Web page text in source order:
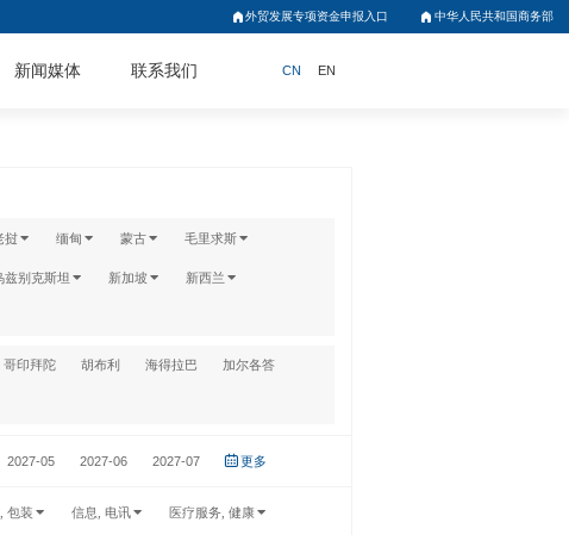
外贸发展专项资金申报入口 中华人民共和国商务部
新闻媒体 联系我们 CN EN
挝 缅甸 蒙古 毛里求斯
兹别克斯坦 新加坡 新西兰
哥印拜陀 胡布利 海得拉巴 加尔各答
2027-05 2027-06 2027-07 更多
包装 信息, 电讯 医疗服务, 健康